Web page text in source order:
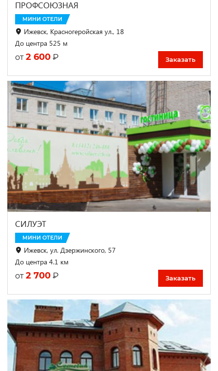
ПРОФСОЮЗНАЯ
МИНИ ОТЕЛИ
Ижевск, Красногеройская ул., 18
До центра 525 м
от 2 600 ₽ Заказать
СИЛУЭТ
МИНИ ОТЕЛИ
Ижевск, ул. Дзержинского, 57
До центра 4.1 км
от 2 700 ₽ Заказать